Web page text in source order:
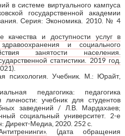
в системе виртуального кампуса
государственной академии
Серия: Экономика. 2010. № 4
качества и доступности услуг в
и социального
занятости населения.
статистики. 2019 год.
психология. Учебник. М.: Юрайт,
педагогика: педагогика
личности: учебник для студентов
заведений / Л.В. Мардахаев;
социальный университет. 2-е
Директ-Медиа, 2020. 252 с.
(дата обращения